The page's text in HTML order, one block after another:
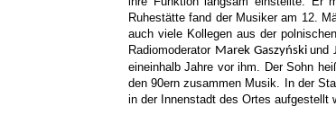
Ruhestätte fand der Musiker am 12.
auch viele Kollegen aus der
Radiomoderator Marek Gaszyńskiund
eineinhalb Jahre vor ihm. Der Sohn
den 90ern zusammen Musik. In der
in der Innenstadt des Ortes aufgestellt